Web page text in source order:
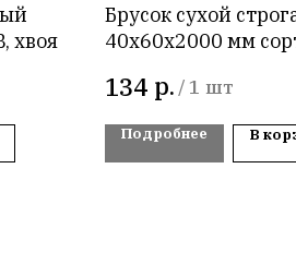
хвоя
Брусок сухой
40х60х2000 мм
134 р. / 1 шт
Подробнее В